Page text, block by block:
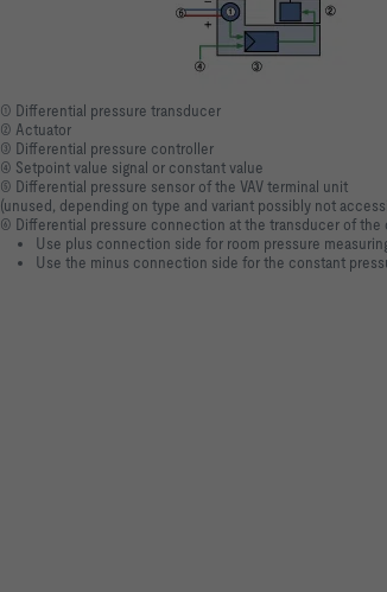
① Differential pressure transducer
② Actuator
③ Differential pressure controller
④ Setpoint value signal or constant value
⑤ Differential pressure sensor of the VAV terminal unit
(unused, depending on type and variant possibly not
⑥ Differential pressure connection at the transducer of the
Use plus connection side for room pressure
Use the minus connection side for the constant